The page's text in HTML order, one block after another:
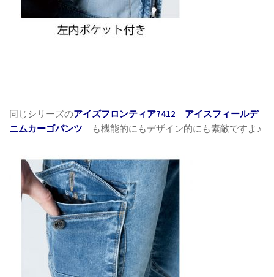
同じシリーズのアイズフロンティア7412 アイスフィールデ
ニムカーゴパンツ も機能的にもデザイン的にも素敵ですよ♪